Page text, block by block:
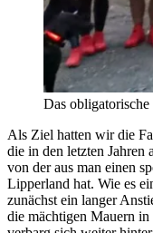
Das
Als Ziel hatten wir die
die in den letzten
von der aus man einen
Lipperland hat. Wie es
zunächst ein langer
die mächtigen Mauern